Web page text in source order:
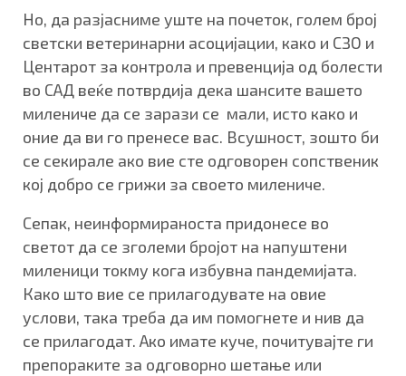
Но, да разјасниме уште на почеток, голем број
светски ветеринарни асоцијации, како и СЗО и
Центарот за контрола и превенција од болести
во САД веќе потврдија дека шансите вашето
милениче да се зарази се мали, исто како и
оние да ви го пренесе вас. Всушност, зошто би
се секирале ако вие сте одговорен сопственик
кој добро се грижи за своето милениче.
Сепак, неинформираноста придонесе во
светот да се зголеми бројот на напуштени
миленици токму кога избувна пандемијата.
Како што вие се прилагодувате на овие
услови, така треба да им помогнете и нив да
се прилагодат. Ако имате куче, почитувајте ги
препораките за одговорно шетање или